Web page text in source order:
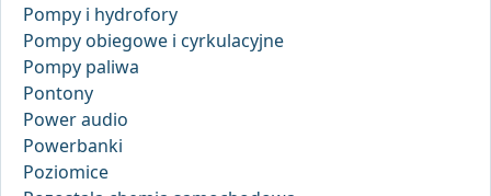
Pompy i hydrofory
Pompy obiegowe i cyrkulacyjne
Pompy paliwa
Pontony
Power audio
Powerbanki
Poziomice